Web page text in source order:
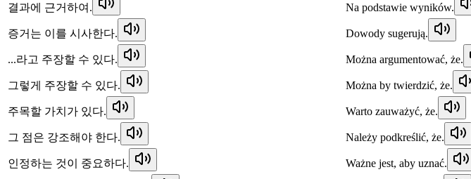
결과에 근거하여. Na podstawie wyników.
증거는 이를 시사한다. Dowody sugerują.
...라고 주장할 수 있다. Można argumentować, że.
그렇게 주장할 수 있다. Można by twierdzić, że.
주목할 가치가 있다. Warto zauważyć, że.
그 점은 강조해야 한다. Należy podkreślić, że.
인정하는 것이 중요하다. Ważne jest, aby uznać.